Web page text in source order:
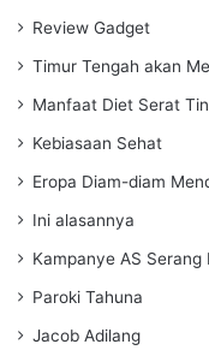
Review Gadget
Timur Tengah akan
Manfaat Diet Serat
Kebiasaan Sehat
Eropa Diam-diam
Ini alasannya
Kampanye AS Serang
Paroki Tahuna
Jacob Adilang